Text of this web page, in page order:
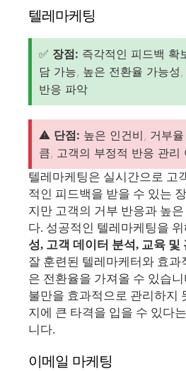
텔레마케팅
✅ 장점: 즉각적인 피드백 확
담 가능, 높은 전환율 가능성
반응 파악
⚠️ 단점: 높은 인건비, 거부
큼, 고객의 부정적 반응 관리
텔레마케팅은 실시간으로 고
적인 피드백을 받을 수 있는
지만 고객의 거부 반응과 높
다. 성공적인 텔레마케팅을
성, 고객 데이터 분석, 교육 및
잘 훈련된 텔레마케터와 효과
은 전환율을 가져올 수 있습
불만을 효과적으로 관리하지
지에 큰 타격을 입을 수 있다
니다.
이메일 마케팅